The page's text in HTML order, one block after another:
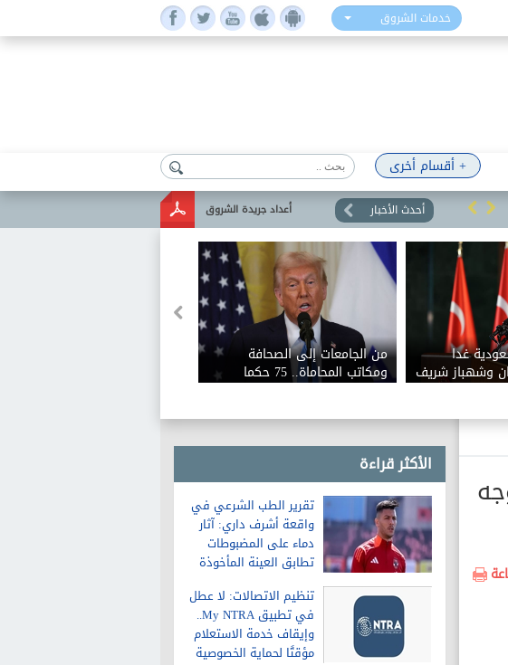
خدمات الشروق
+ أقسام أخرى
أعداد جريدة الشروق أحدث الأخبار
غدا
وشهباز شريف
من الجامعات إلى الصحافة
ومكاتب المحاماة.. 75 حكما
تلاحق إدارة ترامب بسبب حرية
الأكثر قراءة
تقرير الطب الشرعي في
واقعة أشرف داري: آثار
دماء على المضبوطات
تطابق العينة المأخوذة
تنظيم الاتصالات: لا عطل
في تطبيق My NTRA..
وإيقاف خدمة الاستعلام
مؤقتًا لحماية الخصوصية